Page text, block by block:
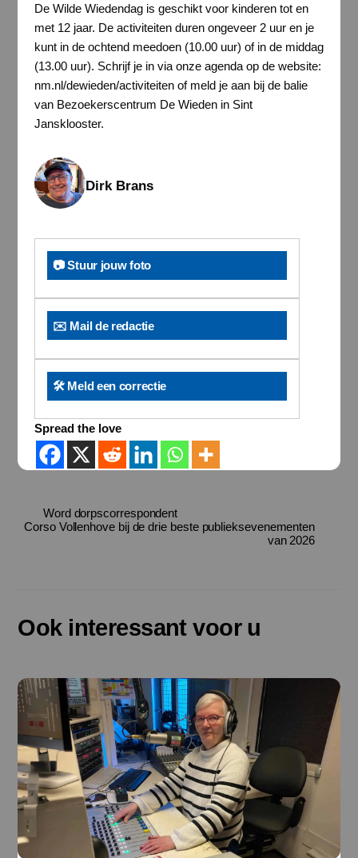
De Wilde Wiedendag is geschikt voor kinderen tot en
met 12 jaar. De activiteiten duren ongeveer 2 uur en je
kunt in de ochtend meedoen (10.00 uur) of in de middag
(13.00 uur). Schrijf je in via onze agenda op de website:
nm.nl/dewieden/activiteiten of meld je aan bij de balie
van Bezoekerscentrum De Wieden in Sint
Jansklooster.
Dirk Brans
📷 Stuur jouw foto
✉️ Mail de redactie
🛠️ Meld een correctie
Spread the love
Word dorpscorrespondent
Corso Vollenhove bij de drie beste publieksevenementen
van 2026
Ook interessant voor u